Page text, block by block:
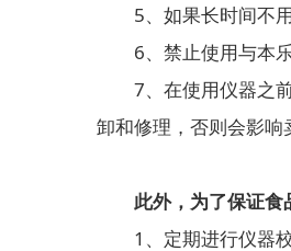
5、如果长时间不用
6、禁止使用与本乐
7、在使用仪器之前
卸和修理，否则会影响
此外，为了保证食品
1、定期进行仪器校